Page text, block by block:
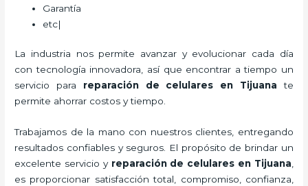
Garantía
etc|
La industria nos permite avanzar y evolucionar cada día
con tecnología innovadora, así que encontrar a tiempo un
servicio para reparación de celulares en Tijuana te
permite ahorrar costos y tiempo.
Trabajamos de la mano con nuestros clientes, entregando
resultados confiables y seguros. El propósito de brindar un
excelente servicio y reparación de celulares en Tijuana
es proporcionar satisfacción total, compromiso, confianza,